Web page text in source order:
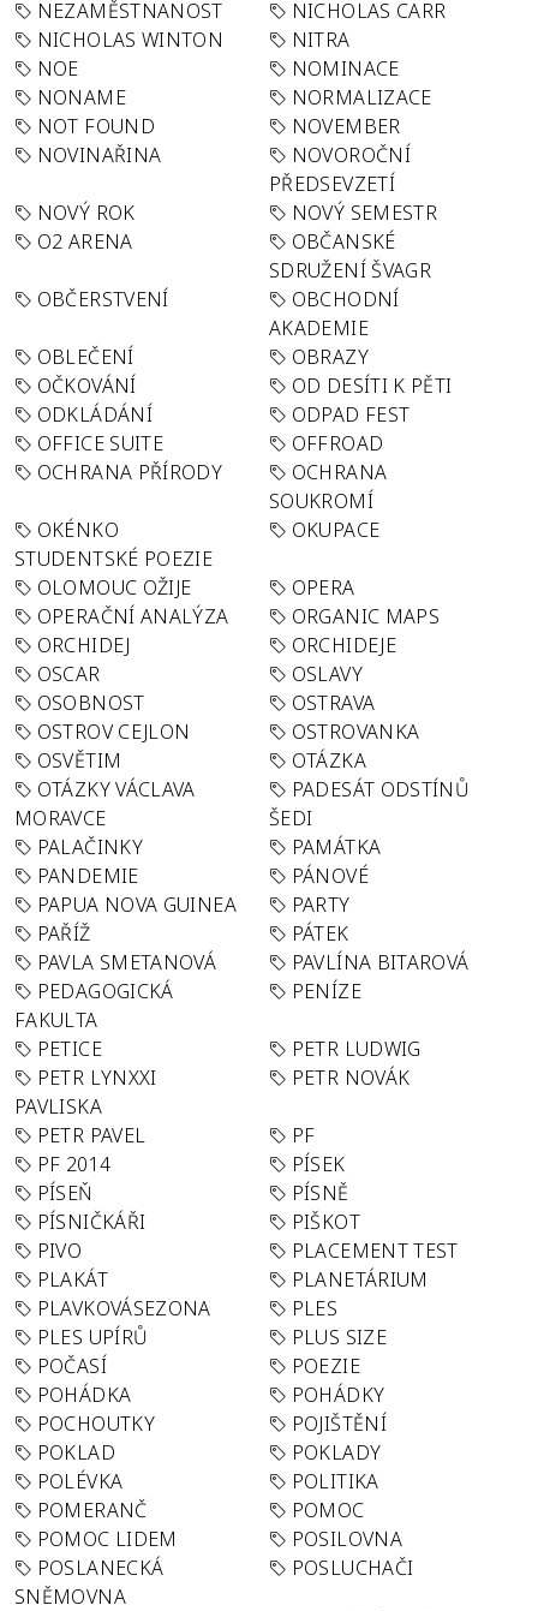
NEZAMĚSTNANOST
NICHOLAS CARR
NICHOLAS WINTON
NITRA
NOE
NOMINACE
NONAME
NORMALIZACE
NOT FOUND
NOVEMBER
NOVINAŘINA
NOVOROČNÍ
PŘEDSEVZETÍ
NOVÝ ROK
NOVÝ SEMESTR
O2 ARENA
OBČANSKÉ
SDRUŽENÍ ŠVAGR
OBČERSTVENÍ
OBCHODNÍ
AKADEMIE
OBLEČENÍ
OBRAZY
OČKOVÁNÍ
OD DESÍTI K PĚTI
ODKLÁDÁNÍ
ODPAD FEST
OFFICE SUITE
OFFROAD
OCHRANA PŘÍRODY
OCHRANA
SOUKROMÍ
OKÉNKO
STUDENTSKÉ POEZIE
OKUPACE
OLOMOUC OŽIJE
OPERA
OPERAČNÍ ANALÝZA
ORGANIC MAPS
ORCHIDEJ
ORCHIDEJE
OSCAR
OSLAVY
OSOBNOST
OSTRAVA
OSTROV CEJLON
OSTROVANKA
OSVĚTIM
OTÁZKA
OTÁZKY VÁCLAVA
MORAVCE
PADESÁT ODSTÍNŮ
ŠEDI
PALAČINKY
PAMÁTKA
PANDEMIE
PÁNOVÉ
PAPUA NOVA GUINEA
PARTY
PAŘÍŽ
PÁTEK
PAVLA SMETANOVÁ
PAVLÍNA BITAROVÁ
PEDAGOGICKÁ
FAKULTA
PENÍZE
PETICE
PETR LUDWIG
PETR LYNXXI
PAVLISKA
PETR NOVÁK
PETR PAVEL
PF
PF 2014
PÍSEK
PÍSEŇ
PÍSNĚ
PÍSNIČKÁŘI
PIŠKOT
PIVO
PLACEMENT TEST
PLAKÁT
PLANETÁRIUM
PLAVKOVÁSEZONA
PLES
PLES UPÍRŮ
PLUS SIZE
POČASÍ
POEZIE
POHÁDKA
POHÁDKY
POCHOUTKY
POJIŠTĚNÍ
POKLAD
POKLADY
POLÉVKA
POLITIKA
POMERANČ
POMOC
POMOC LIDEM
POSILOVNA
POSLANECKÁ
SNĚMOVNA
POSLUCHAČI